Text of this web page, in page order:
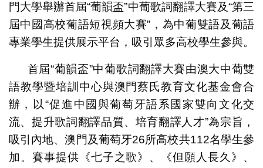
門大學舉辦首屆“葡韻盃”中葡歌詞翻譯大賽及“第三
屆中國高校葡語短視頻大賽”，為中葡雙語及葡語
專業學生提供展示平台，吸引眾多高校學生參與。
首屆“葡韻盃”中葡歌詞翻譯大賽由澳大中葡雙
語教學暨培訓中心與澳門蔡氏教育文化基金會合
辦，以“促進中國與葡萄牙語系國家雙向文化交
流、提升歌詞翻譯品質、培育翻譯人才”為宗旨，
吸引內地、澳門及葡萄牙26所高校共112名學生參
加。賽事提供《七子之歌》、《但願人長久》、